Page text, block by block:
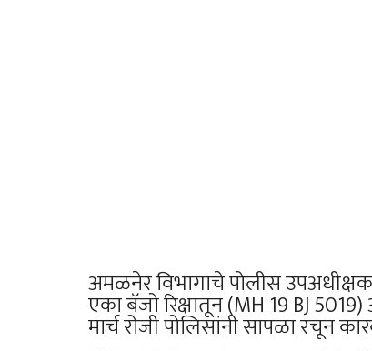
अमळनेर विभागाचे पोलीस उपअधीक्षक
एका बॅजो रिक्षातून (MH 19 BJ
मार्च रोजी पोलिसांनी सापळा रचून